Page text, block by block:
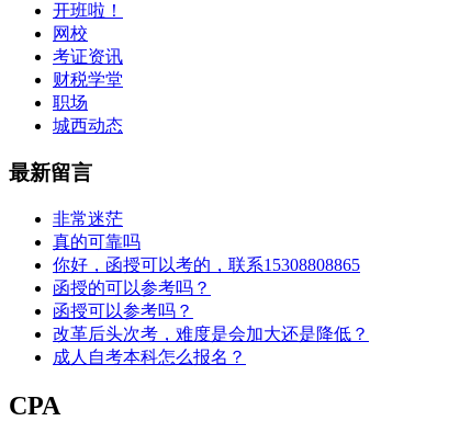
开班啦！
网校
考证资讯
财税学堂
职场
城西动态
最新留言
非常迷茫
真的可靠吗
你好，函授可以考的，联系15308808865
函授的可以参考吗？
函授可以参考吗？
改革后头次考，难度是会加大还是降低？
成人自考本科怎么报名？
CPA